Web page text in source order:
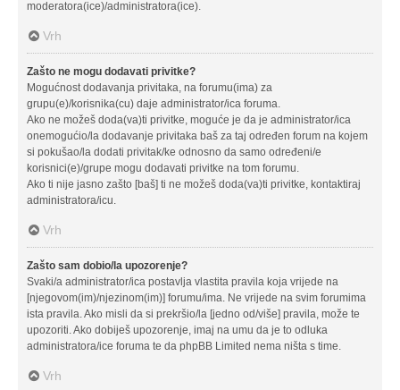
moderatora(ice)/administratora(ice).
Vrh
Zašto ne mogu dodavati privitke?
Mogućnost dodavanja privitaka, na forumu(ima) za
grupu(e)/korisnika(cu) daje administrator/ica foruma.
Ako ne možeš doda(va)ti privitke, moguće je da je administrator/ica
onemogućio/la dodavanje privitaka baš za taj određen forum na kojem
si pokušao/la dodati privitak/ke odnosno da samo određeni/e
korisnici(e)/grupe mogu dodavati privitke na tom forumu.
Ako ti nije jasno zašto [baš] ti ne možeš doda(va)ti privitke, kontaktiraj
administratora/icu.
Vrh
Zašto sam dobio/la upozorenje?
Svaki/a administrator/ica postavlja vlastita pravila koja vrijede na
[njegovom(im)/njezinom(im)] forumu/ima. Ne vrijede na svim forumima
ista pravila. Ako misli da si prekršio/la [jedno od/više] pravila, može te
upozoriti. Ako dobiješ upozorenje, imaj na umu da je to odluka
administratora/ice foruma te da phpBB Limited nema ništa s time.
Vrh